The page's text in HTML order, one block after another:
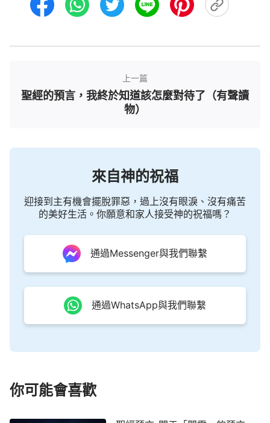
上一篇
聖經的預言，我終於知道該怎麼對待了（有聲讀
物）
來自神的祝福
迎接到主有機會擺脫罪惡，過上沒有眼淚、沒有痛苦
的美好生活。你願意和家人接受神的祝福嗎？
通過Messenger與我們聯繫
通過WhatsApp與我們聯繫
你可能會喜歡